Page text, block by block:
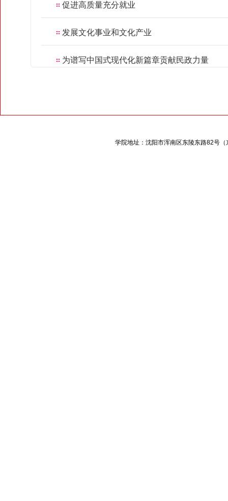
促进高质量充分就业
发展文化事业和文化产业
为谱写中国式现代化新篇章贡献民政力量
学院地址：沈阳市浑南区东陵东路82号（